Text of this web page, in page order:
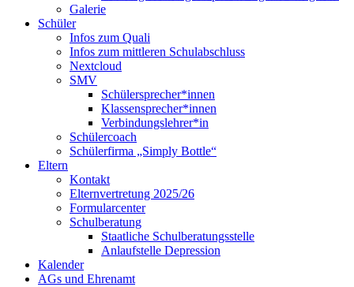
Galerie
Schüler
Infos zum Quali
Infos zum mittleren Schulabschluss
Nextcloud
SMV
Schülersprecher*innen
Klassensprecher*innen
Verbindungslehrer*in
Schülercoach
Schülerfirma „Simply Bottle“
Eltern
Kontakt
Elternvertretung 2025/26
Formularcenter
Schulberatung
Staatliche Schulberatungsstelle
Anlaufstelle Depression
Kalender
AGs und Ehrenamt